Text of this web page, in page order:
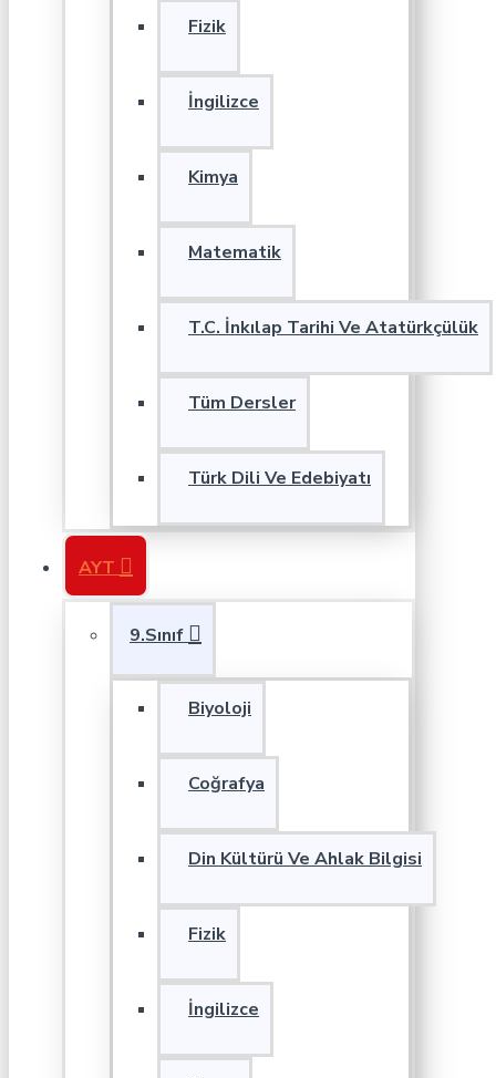
Fizik
İngilizce
Kimya
Matematik
T.C. İnkılap Tarihi Ve Atatürkçülük
Tüm Dersler
Türk Dili Ve Edebiyatı
AYT
9.Sınıf
Biyoloji
Coğrafya
Din Kültürü Ve Ahlak Bilgisi
Fizik
İngilizce